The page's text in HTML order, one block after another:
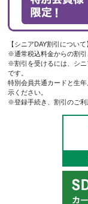
【シニアDAY割引につい
※通常税込料金からの割引
※割引を受けるには、シニ
です。
特別会員共通カードと生
示ください。
※登録手続き、割引のご利